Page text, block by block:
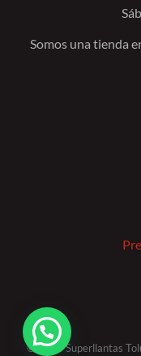
Somos una tienda
© 2026 Superllantas